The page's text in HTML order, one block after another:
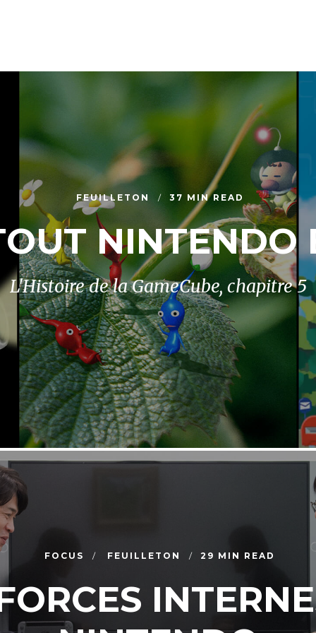
FEUILLETON 37 MIN READ
NINTENDO
L'Histoire de la GameCube, chapitre 5
FOCUS FEUILLETON 29 MIN READ